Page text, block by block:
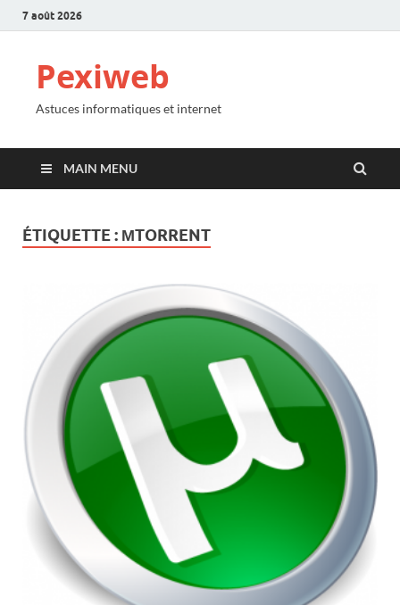
7 août 2026
Pexiweb
Astuces informatiques et internet
MAIN MENU
ÉTIQUETTE : ΜTORRENT